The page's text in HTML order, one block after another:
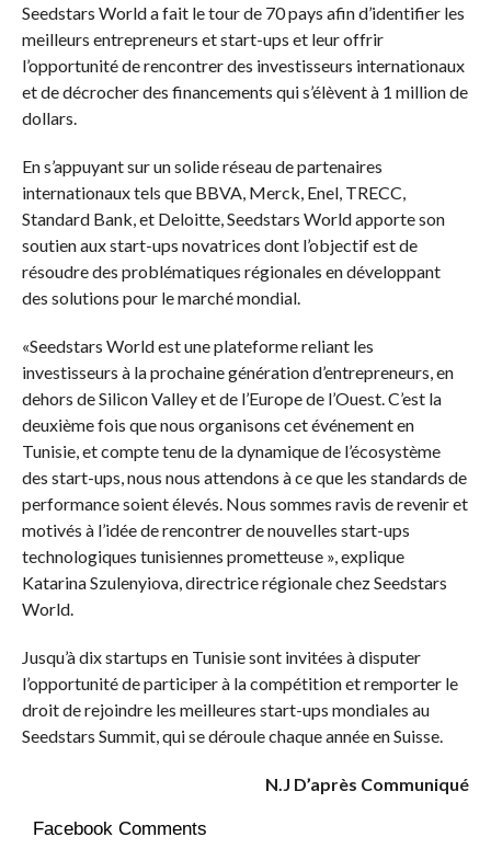
Seedstars World a fait le tour de 70 pays afin d’identifier les
meilleurs entrepreneurs et start-ups et leur offrir
l’opportunité de rencontrer des investisseurs internationaux
et de décrocher des financements qui s’élèvent à 1 million de
dollars.
En s’appuyant sur un solide réseau de partenaires
internationaux tels que BBVA, Merck, Enel, TRECC,
Standard Bank, et Deloitte, Seedstars World apporte son
soutien aux start-ups novatrices dont l’objectif est de
résoudre des problématiques régionales en développant
des solutions pour le marché mondial.
«Seedstars World est une plateforme reliant les
investisseurs à la prochaine génération d’entrepreneurs, en
dehors de Silicon Valley et de l’Europe de l’Ouest. C’est la
deuxième fois que nous organisons cet événement en
Tunisie, et compte tenu de la dynamique de l’écosystème
des start-ups, nous nous attendons à ce que les standards de
performance soient élevés. Nous sommes ravis de revenir et
motivés à l’idée de rencontrer de nouvelles start-ups
technologiques tunisiennes prometteuse », explique
Katarina Szulenyiova, directrice régionale chez Seedstars
World.
Jusqu’à dix startups en Tunisie sont invitées à disputer
l’opportunité de participer à la compétition et remporter le
droit de rejoindre les meilleures start-ups mondiales au
Seedstars Summit, qui se déroule chaque année en Suisse.
N.J D’après Communiqué
Facebook Comments